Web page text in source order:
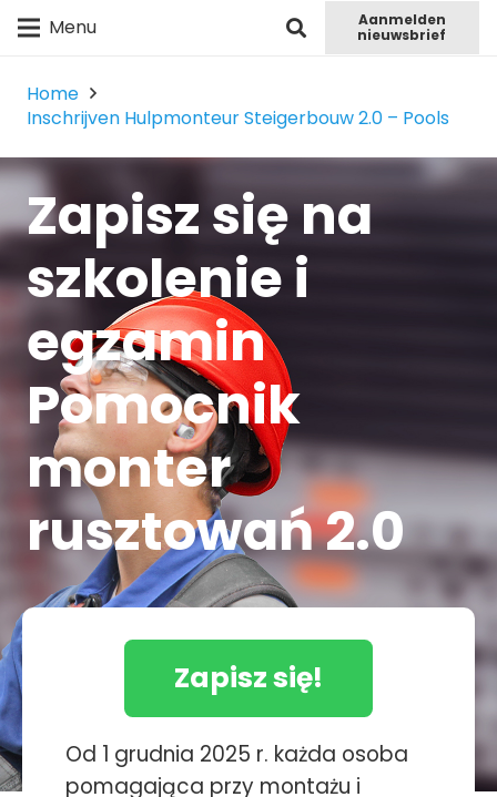
Menu
Aanmelden
nieuwsbrief
Home
Inschrijven Hulpmonteur Steigerbouw 2.0 – Pools
Zapisz się na
szkolenie i
egzamin
Pomocnik
monter
rusztowań 2.0
Zapisz się!
Od 1 grudnia 2025 r. każda osoba
pomagająca przy montażu i